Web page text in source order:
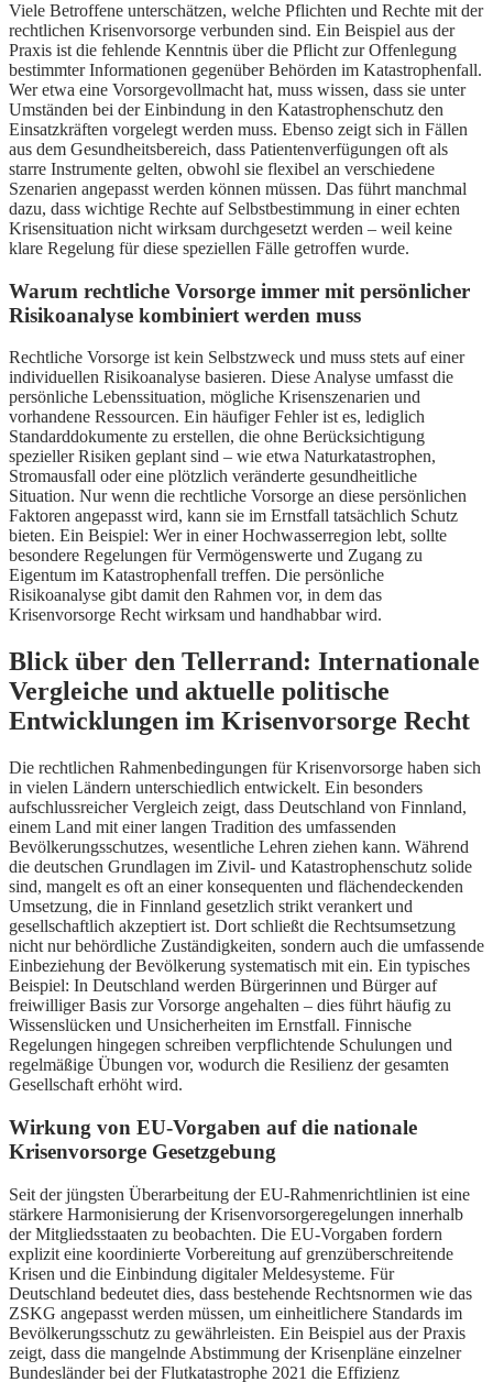
Viele Betroffene unterschätzen, welche Pflichten und Rechte mit der
rechtlichen Krisenvorsorge verbunden sind. Ein Beispiel aus der
Praxis ist die fehlende Kenntnis über die Pflicht zur Offenlegung
bestimmter Informationen gegenüber Behörden im Katastrophenfall.
Wer etwa eine Vorsorgevollmacht hat, muss wissen, dass sie unter
Umständen bei der Einbindung in den Katastrophenschutz den
Einsatzkräften vorgelegt werden muss. Ebenso zeigt sich in Fällen
aus dem Gesundheitsbereich, dass Patientenverfügungen oft als
starre Instrumente gelten, obwohl sie flexibel an verschiedene
Szenarien angepasst werden können müssen. Das führt manchmal
dazu, dass wichtige Rechte auf Selbstbestimmung in einer echten
Krisensituation nicht wirksam durchgesetzt werden – weil keine
klare Regelung für diese speziellen Fälle getroffen wurde.
Warum rechtliche Vorsorge immer mit persönlicher
Risikoanalyse kombiniert werden muss
Rechtliche Vorsorge ist kein Selbstzweck und muss stets auf einer
individuellen Risikoanalyse basieren. Diese Analyse umfasst die
persönliche Lebenssituation, mögliche Krisenszenarien und
vorhandene Ressourcen. Ein häufiger Fehler ist es, lediglich
Standarddokumente zu erstellen, die ohne Berücksichtigung
spezieller Risiken geplant sind – wie etwa Naturkatastrophen,
Stromausfall oder eine plötzlich veränderte gesundheitliche
Situation. Nur wenn die rechtliche Vorsorge an diese persönlichen
Faktoren angepasst wird, kann sie im Ernstfall tatsächlich Schutz
bieten. Ein Beispiel: Wer in einer Hochwasserregion lebt, sollte
besondere Regelungen für Vermögenswerte und Zugang zu
Eigentum im Katastrophenfall treffen. Die persönliche
Risikoanalyse gibt damit den Rahmen vor, in dem das
Krisenvorsorge Recht wirksam und handhabbar wird.
Blick über den Tellerrand: Internationale
Vergleiche und aktuelle politische
Entwicklungen im Krisenvorsorge Recht
Die rechtlichen Rahmenbedingungen für Krisenvorsorge haben sich
in vielen Ländern unterschiedlich entwickelt. Ein besonders
aufschlussreicher Vergleich zeigt, dass Deutschland von Finnland,
einem Land mit einer langen Tradition des umfassenden
Bevölkerungsschutzes, wesentliche Lehren ziehen kann. Während
die deutschen Grundlagen im Zivil- und Katastrophenschutz solide
sind, mangelt es oft an einer konsequenten und flächendeckenden
Umsetzung, die in Finnland gesetzlich strikt verankert und
gesellschaftlich akzeptiert ist. Dort schließt die Rechtsumsetzung
nicht nur behördliche Zuständigkeiten, sondern auch die umfassende
Einbeziehung der Bevölkerung systematisch mit ein. Ein typisches
Beispiel: In Deutschland werden Bürgerinnen und Bürger auf
freiwilliger Basis zur Vorsorge angehalten – dies führt häufig zu
Wissenslücken und Unsicherheiten im Ernstfall. Finnische
Regelungen hingegen schreiben verpflichtende Schulungen und
regelmäßige Übungen vor, wodurch die Resilienz der gesamten
Gesellschaft erhöht wird.
Wirkung von EU-Vorgaben auf die nationale
Krisenvorsorge Gesetzgebung
Seit der jüngsten Überarbeitung der EU-Rahmenrichtlinien ist eine
stärkere Harmonisierung der Krisenvorsorgeregelungen innerhalb
der Mitgliedsstaaten zu beobachten. Die EU-Vorgaben fordern
explizit eine koordinierte Vorbereitung auf grenzüberschreitende
Krisen und die Einbindung digitaler Meldesysteme. Für
Deutschland bedeutet dies, dass bestehende Rechtsnormen wie das
ZSKG angepasst werden müssen, um einheitlichere Standards im
Bevölkerungsschutz zu gewährleisten. Ein Beispiel aus der Praxis
zeigt, dass die mangelnde Abstimmung der Krisenpläne einzelner
Bundesländer bei der Flutkatastrophe 2021 die Effizienz